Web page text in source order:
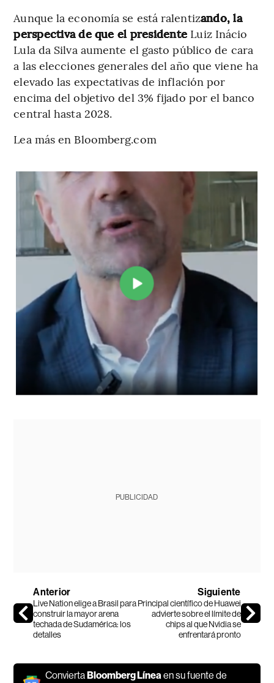
Aunque la economía se está ralentizando, la
perspectiva de que el presidente Luiz Inácio
Lula da Silva aumente el gasto público de cara
a las elecciones generales del año que viene ha
elevado las expectativas de inflación por
encima del objetivo del 3% fijado por el banco
central hasta 2028.
Lea más en Bloomberg.com
PUBLICIDAD
Anterior
Live Nation elige a Brasil para
construir la mayor arena
techada de Sudamérica: los
detalles
Siguiente
Principal científico de Huawei
advierte sobre el límite de
chips al que Nvidia se
enfrentará pronto
ConviertaBloomberg Línea en su fuente de